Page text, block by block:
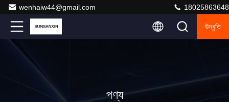
wenhaiw44@gmail.com 18025863648
উদ্ধৃতি
পণ্য